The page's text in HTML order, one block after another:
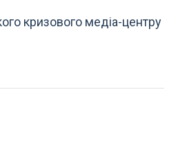
кризового медіа-центру